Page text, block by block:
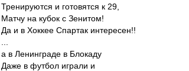
Тренируются и готовятся к 29,
Матчу на кубок с Зенитом!
Да и в Хоккее Спартак интересен!!
а в Ленинграде в Блокаду
Даже в футбол играли и